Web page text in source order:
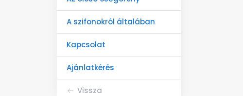
A szifonokról általában
Kapcsolat
Ajánlatkérés
Vissza